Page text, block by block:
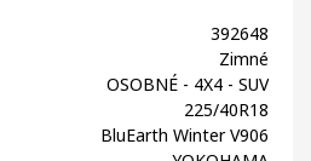
392648
Zimné
OSOBNÉ - 4X4 - SUV
225/40R18
BluEarth Winter V906